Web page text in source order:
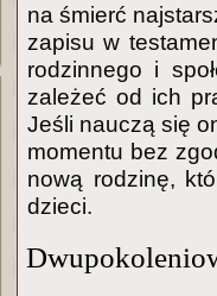
na śmierć
zapisu w
rodzinnego i
zależeć od ich
Jeśli nauczą się
momentu bez
nową rodzinę,
dzieci.